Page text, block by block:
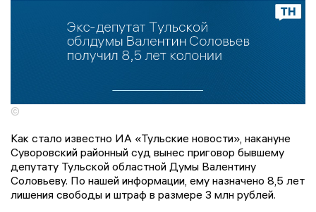
©
Как стало известно ИА «Тульские новости», накануне
Суворовский районный суд вынес приговор бывшему
депутату Тульской областной Думы Валентину
Соловьеву. По нашей информации, ему назначено 8,5 лет
лишения свободы и штраф в размере 3 млн рублей.